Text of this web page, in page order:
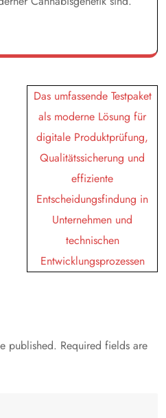
Das umfassende Testpaket
als moderne Lösung für
digitale Produktprüfung,
Qualitätssicherung und
effiziente
Entscheidungsfindung in
Unternehmen und
technischen
Entwicklungsprozessen
published. Required fields are